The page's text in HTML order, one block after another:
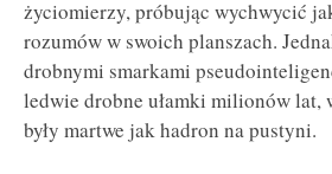
życiomierzy, próbując wychwycić
rozumów w swoich planszach.
drobnymi smarkami
ledwie drobne ułamki milionów lat,
były martwe jak hadron na pustyni.